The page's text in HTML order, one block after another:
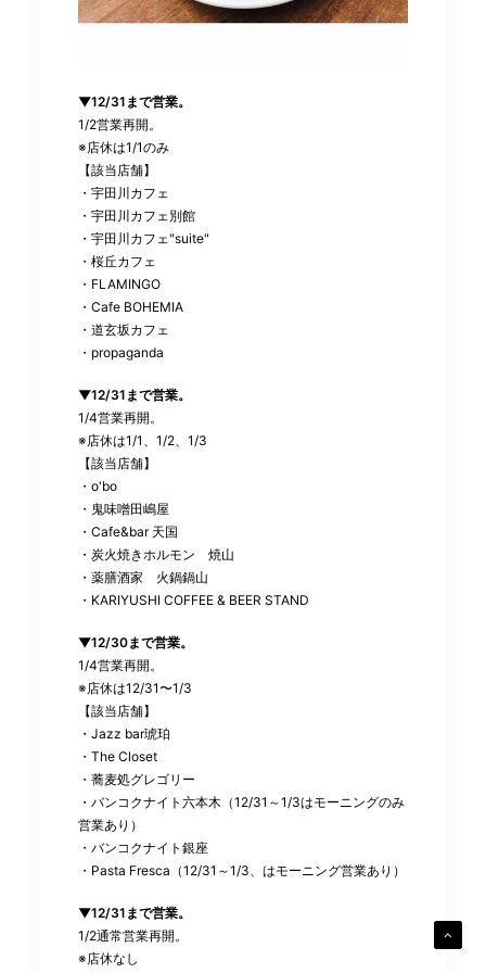
▼12/31まで営業。
1/2営業再開。
※店休は1/1のみ
【該当店舗】
・宇田川カフェ
・宇田川カフェ別館
・宇田川カフェ"suite"
・桜丘カフェ
・FLAMINGO
・Cafe BOHEMIA
・道玄坂カフェ
・propaganda
▼12/31まで営業。
1/4営業再開。
※店休は1/1、1/2、1/3
【該当店舗】
・o'bo
・鬼味噌田嶋屋
・Cafe&bar 天国
・炭火焼きホルモン 焼山
・薬膳酒家 火鍋鍋山
・KARIYUSHI COFFEE & BEER STAND
▼12/30まで営業。
1/4営業再開。
※店休は12/31〜1/3
【該当店舗】
・Jazz bar琥珀
・The Closet
・蕎麦処グレゴリー
・バンコクナイト六本木（12/31～1/3はモーニングのみ
営業あり）
・バンコクナイト銀座
・Pasta Fresca（12/31～1/3、はモーニング営業あり）
▼12/31まで営業。
1/2通常営業再開。
※店休なし